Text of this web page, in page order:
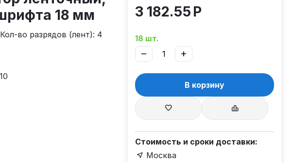
18 мм
во разрядов (лент): 4
3 182.55 Р
18 шт.
+
−
В корзину
Стоимость и сроки доставки:
Москва